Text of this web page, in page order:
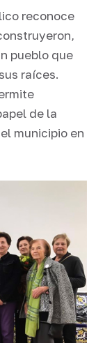
reconoce
pueblo que
raíces.
de la
municipio en